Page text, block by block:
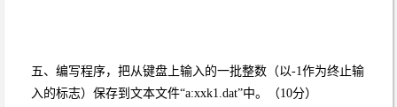
五、编写程序，把从键盘上输入的一批整数（以-1作为终止输
入的标志）保存到文本文件“a:xxk1.dat”中。（10分）